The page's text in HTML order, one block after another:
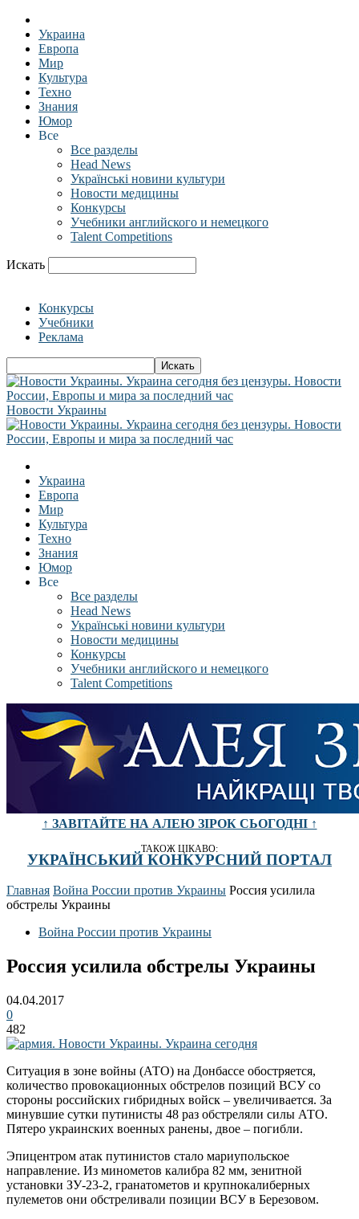
Украина
Европа
Мир
Культура
Техно
Знания
Юмор
Все
Все разделы
Head News
Українські новини культури
Новости медицины
Конкурсы
Учебники английского и немецкого
Talent Competitions
Искать
Конкурсы
Учебники
Реклама
Новости Украины
Украина
Европа
Мир
Культура
Техно
Знания
Юмор
Все
Все разделы
Head News
Українські новини культури
Новости медицины
Конкурсы
Учебники английского и немецкого
Talent Competitions
↑ ЗАВІТАЙТЕ НА АЛЕЮ ЗІРОК СЬОГОДНІ ↑
ТАКОЖ ЦІКАВО:
УКРАЇНСЬКИЙ КОНКУРСНИЙ ПОРТАЛ
Главная Война России против Украины Россия усилила
обстрелы Украины
Война России против Украины
Россия усилила обстрелы Украины
04.04.2017
0
482
Ситуация в зоне войны (АТО) на Донбассе обостряется,
количество провокационных обстрелов позиций ВСУ со
стороны российских гибридных войск – увеличивается. За
минувшие сутки путинисты 48 раз обстреляли силы АТО.
Пятеро украинских военных ранены, двое – погибли.
Эпицентром атак путинистов стало мариупольское
направление. Из минометов калибра 82 мм, зенитной
установки ЗУ-23-2, гранатометов и крупнокалиберных
пулеметов они обстреливали позиции ВСУ в Березовом.